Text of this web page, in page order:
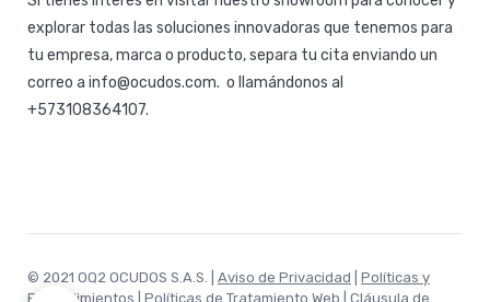
explorar todas las soluciones innovadoras que tenemos para
tu empresa, marca o producto, separa tu cita enviando un
correo a info@ocudos.com. o llamándonos al
+573108364107.
© 2021 OQ2 OCUDOS S.A.S. | Aviso de Privacidad
Políticas y
Procedimientos
Políticas de Tratamiento Web Cláusula de